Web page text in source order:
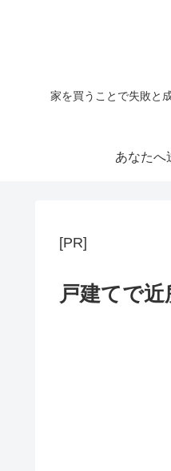
家を買うことで失敗と
あなたへ
[PR]
戸建てで